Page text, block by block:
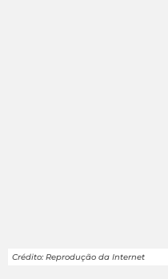
Crédito: Reprodução da Internet